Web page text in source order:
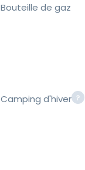
Bouteille de gaz
Camping d'hiver